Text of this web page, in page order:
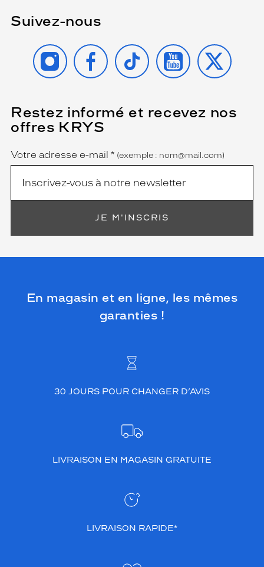
Suivez-nous
INSTAGRAMFACEBOOK
TIKTOK YOUTUBE
X
Restez informé et recevez nos
offres KRYS
Name
Votre adresse e-mail *
(Ce
champ
est
obligatoire)
(exemple : nom@mail.com)
JE M'INSCRIS
En magasin et en ligne, les mêmes
garanties !
30 JOURS POUR CHANGER D’AVIS
LIVRAISON EN MAGASIN GRATUITE
LIVRAISON RAPIDE*